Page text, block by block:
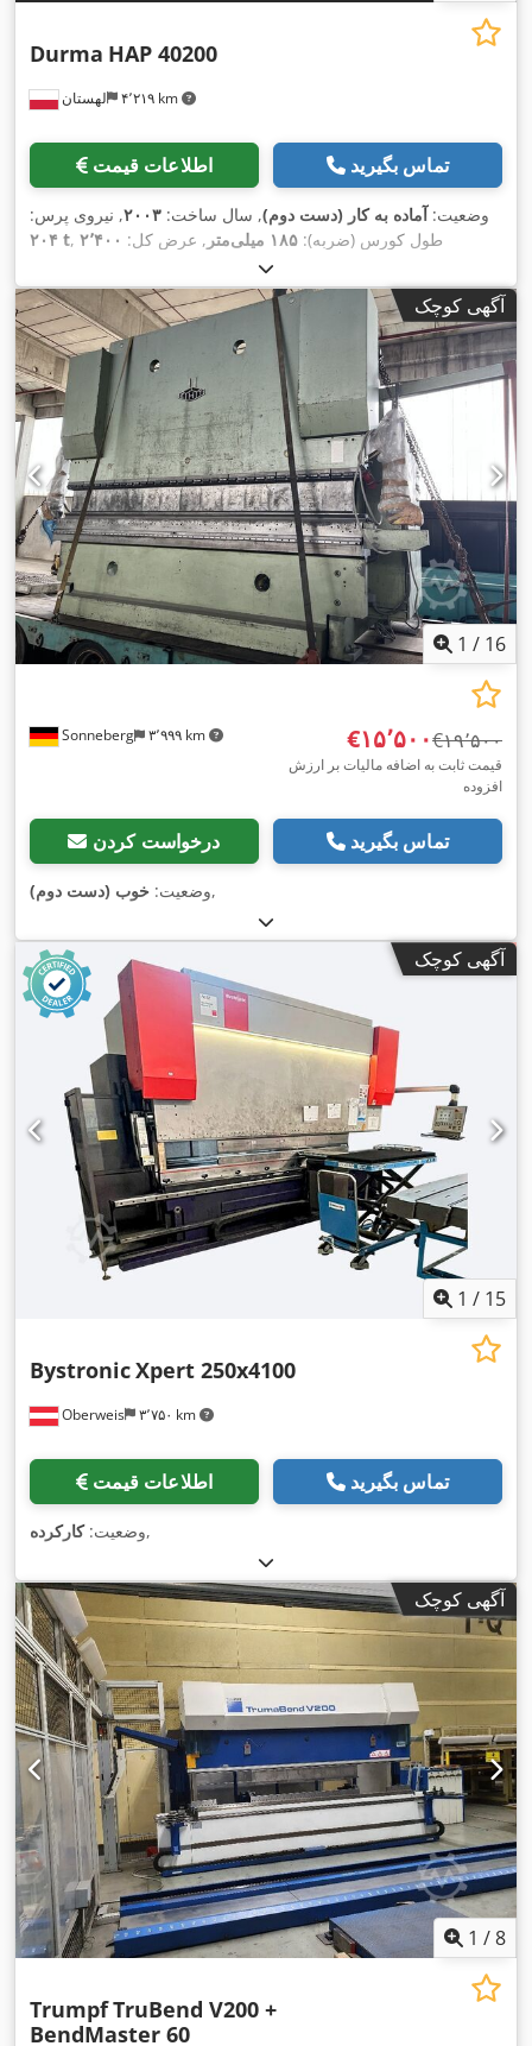
لهستان ۴٬۲۱۹ km
Durma HAP 40200
اطلاعات قیمت تماس بگیرید
وضعیت:آماده به کار (دست دوم), سال ساخت: ۲۰۰۳, نیروی پرس:
۲۰۴ t
, طول کورس (ضربه): ۱۸۵ میلی‌متر , عرض کل: ۲٬۴۰۰
حداکثر طول محصول:۵٬۰۵۰ میلی‌متر ,
آگهی کوچک
1 / 16
Sonneberg ۳٬۹۹۹ km ‎€۱۵٬۵۰۰ ‎€۱۹٬۵۰۰
قیمت ثابت به اضافه مالیات بر ارزش
افزوده
درخواست کردن تماس بگیرید
وضعیت: خوب (دست دوم) ,
آگهی کوچک
1 / 15
Oberweis ۳٬۷۵۰ km
BystronicXpert 250x4100
اطلاعات قیمت تماس بگیرید
وضعیت:کارکرده ,
آگهی کوچک
1 /8
TrumpfTruBend V200 +
BendMaster 60